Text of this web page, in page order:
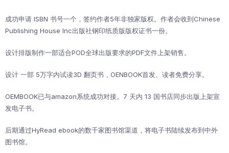
成功申请 ISBN 书号一个，签约作者5年非独家版权。作者会收到Chinese
Publishing House Inc出版社钢印纸质版版权证书一份。
设计排版制作一部适合POD全球出版要求的PDF文件上架销售。
设计 一部 5万字内试读3D 翻页书，OENBOOK首发、读者免费分享。
OEMBOOK已与amazon系统成功对接。7 天内 13 国书店同步出版上架宣
发电子书。
后期通过HyRead ebook的数千家图书馆渠道，将电子书陆续发布到中外
图书馆。